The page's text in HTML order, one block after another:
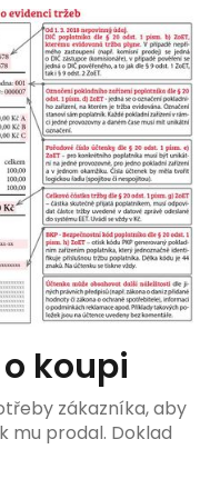
koupi
zákazníka, aby
mu prodal. Doklad